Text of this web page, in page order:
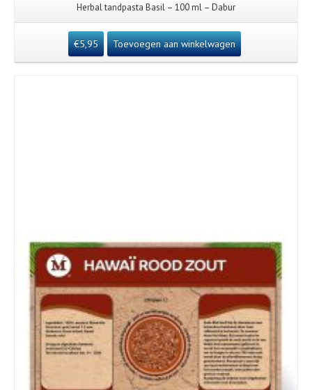
Herbal tandpasta Basil – 100 ml – Dabur
€5,95 Toevoegen aan winkelwagen